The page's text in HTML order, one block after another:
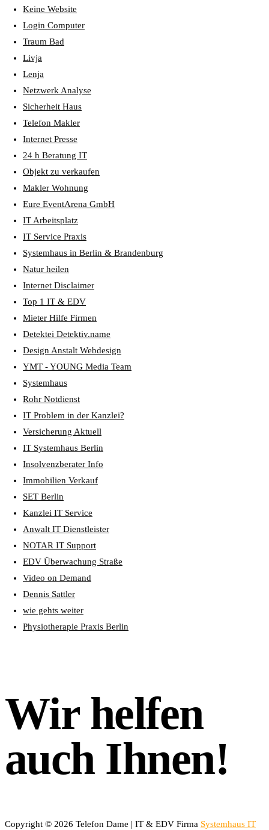
Keine Website
Login Computer
Traum Bad
Livja
Lenja
Netzwerk Analyse
Sicherheit Haus
Telefon Makler
Internet Presse
24 h Beratung IT
Objekt zu verkaufen
Makler Wohnung
Eure EventArena GmbH
IT Arbeitsplatz
IT Service Praxis
Systemhaus in Berlin & Brandenburg
Natur heilen
Internet Disclaimer
Top 1 IT & EDV
Mieter Hilfe Firmen
Detektei Detektiv.name
Design Anstalt Webdesign
YMT - YOUNG Media Team
Systemhaus
Rohr Notdienst
IT Problem in der Kanzlei?
Versicherung Aktuell
IT Systemhaus Berlin
Insolvenzberater Info
Immobilien Verkauf
SET Berlin
Kanzlei IT Service
Anwalt IT Dienstleister
NOTAR IT Support
EDV Überwachung Straße
Video on Demand
Dennis Sattler
wie gehts weiter
Physiotherapie Praxis Berlin
Wir helfen
auch Ihnen!
Copyright © 2026 Telefon Dame | IT & EDV Firma Systemhaus IT